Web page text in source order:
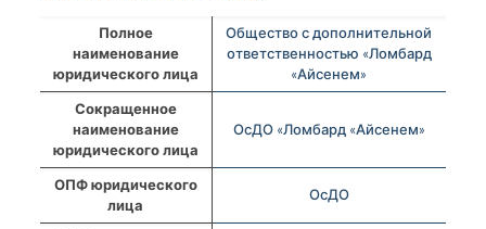
Полное
наименование
юридического лица
Общество с дополнительной
ответственностью «Ломбард
«Айсенем»
Сокращенное
наименование
юридического лица
ОсДО «Ломбард «Айсенем»
ОПФ юридического
лица
ОсДО